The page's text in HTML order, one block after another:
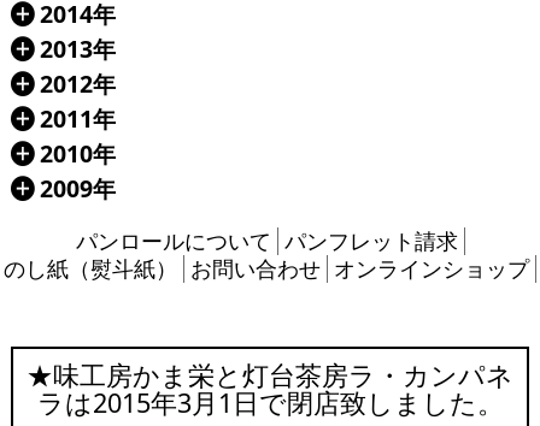
Á 2014年
Á 2013年
Á 2012年
Á 2011年
Á 2010年
Á 2009年
パンロールについて パンフレット請求
のし紙（熨斗紙）
お問い合わせ オンラインショップ
★味工房かま栄と灯台茶房ラ・カンパネ
ラは2015年3月1日で閉店致しました。